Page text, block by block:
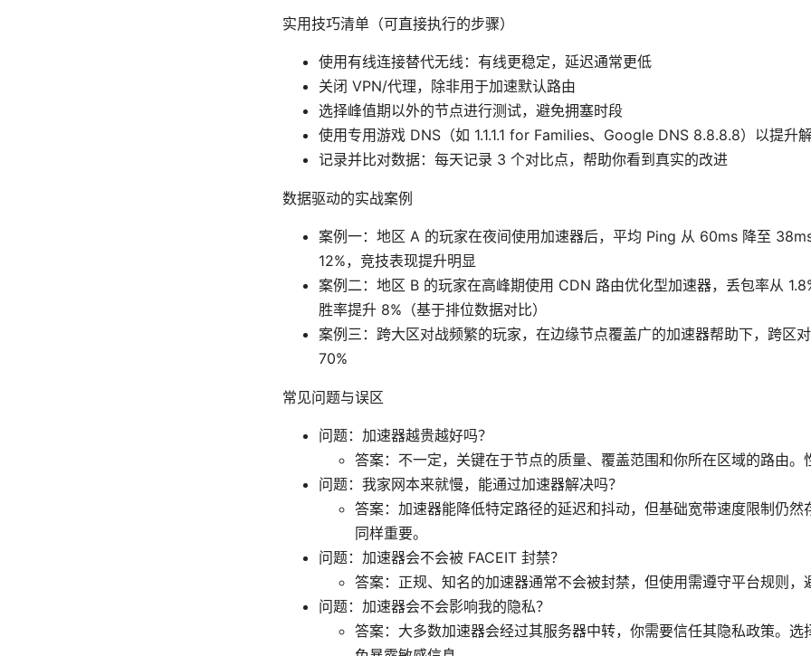
实用技巧清单（可直接执行的步骤）
使用有线连接替代无线：有线更稳定，延迟通常更低
关闭 VPN/代理，除非用于加速默认路由
选择峰值期以外的节点进行测试，避免拥塞时段
使用专用游戏 DNS（如 1.1.1.1 for Families、Google DNS 8.8.8.8）以提升
记录并比对数据：每天记录 3 个对比点，帮助你看到真实的改进
数据驱动的实战案例
案例一：地区 A 的玩家在夜间使用加速器后，平均 Ping 从 60ms 降至
12%，竞技表现提升明显
案例二：地区 B 的玩家在高峰期使用 CDN 路由优化型加速器，丢包率从
胜率提升 8%（基于排位数据对比）
案例三：跨大区对战频繁的玩家，在边缘节点覆盖广的加速器帮助下，跨区
70%
常见问题与误区
问题：加速器越贵越好吗？
答案：不一定，关键在于节点的质量、覆盖范围和你所在区域的路由。
问题：我家网本来就慢，能通过加速器解决吗？
答案：加速器能降低特定路径的延迟和抖动，但基础宽带速度限制仍然
同样重要。
问题：加速器会不会被 FACEIT 封禁？
答案：正规、知名的加速器通常不会被封禁，但使用需遵守平台规则，
问题：加速器会不会影响我的隐私？
答案：大多数加速器会经过其服务器中转，你需要信任其隐私政策。选